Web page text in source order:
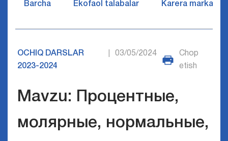
Barcha Ekofaol talabalar Karera markazi
OCHIQ DARSLAR
2023-2024
03/05/2024
Chop
etish
Mavzu: Процентные,
молярные, нормальные,